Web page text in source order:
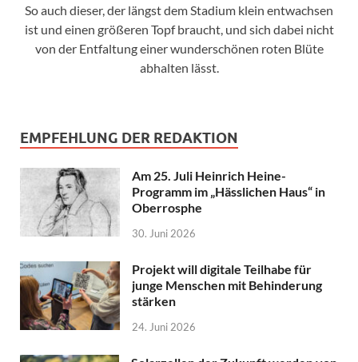
So auch dieser, der längst dem Stadium klein entwachsen
ist und einen größeren Topf braucht, und sich dabei nicht
von der Entfaltung einer wunderschönen roten Blüte
abhalten lässt.
EMPFEHLUNG DER REDAKTION
Am 25. Juli Heinrich Heine-
Programm im „Hässlichen Haus“ in
Oberrosphe
30. Juni 2026
Projekt will digitale Teilhabe für
junge Menschen mit Behinderung
stärken
24. Juni 2026